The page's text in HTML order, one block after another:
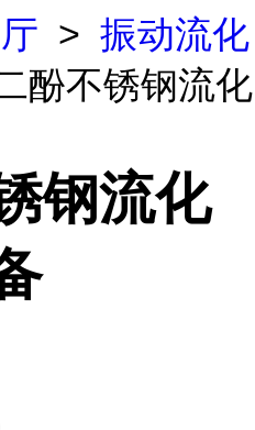
> 振动流化
酚不锈钢流化
钢流化